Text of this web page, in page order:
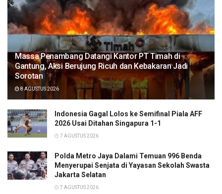
Massa Penambang Datangi Kantor PT Timah di
Gantung, Aksi Berujung Ricuh dan Kebakaran Jadi
Sorotan
8 AGUSTUS 2026
Indonesia Gagal Lolos ke Semifinal Piala AFF
2026 Usai Ditahan Singapura 1-1
7 AGUSTUS 2026
Polda Metro Jaya Dalami Temuan 996 Benda
Menyerupai Senjata di Yayasan Sekolah Swasta
Jakarta Selatan
7 AGUSTUS 2026